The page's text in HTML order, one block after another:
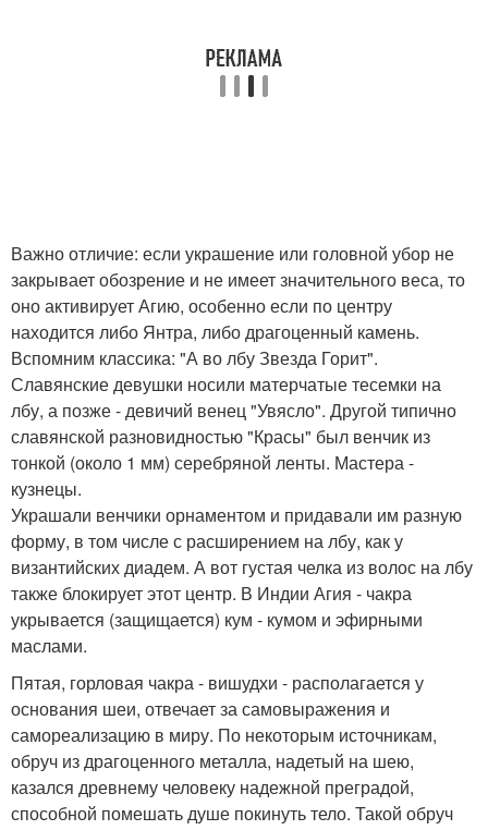
Важно отличие: если украшение или головной убор не
закрывает обозрение и не имеет значительного веса, то
оно активирует Агию, особенно если по центру
находится либо Янтра, либо драгоценный камень.
Вспомним классика: "А во лбу Звезда Горит".
Славянские девушки носили матерчатые тесемки на
лбу, а позже - девичий венец "Увясло". Другой типично
славянской разновидностью "Красы" был венчик из
тонкой (около 1 мм) серебряной ленты. Мастера -
кузнецы.
Украшали венчики орнаментом и придавали им разную
форму, в том числе с расширением на лбу, как у
византийских диадем. А вот густая челка из волос на лбу
также блокирует этот центр. В Индии Агия - чакра
укрывается (защищается) кум - кумом и эфирными
маслами.
Пятая, горловая чакра - вишудхи - располагается у
основания шеи, отвечает за самовыражения и
самореализацию в миру. По некоторым источникам,
обруч из драгоценного металла, надетый на шею,
казался древнему человеку надежной преградой,
способной помешать душе покинуть тело. Такой обруч